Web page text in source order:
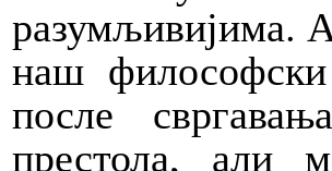
разумљивијима.
наш
после
престола, али